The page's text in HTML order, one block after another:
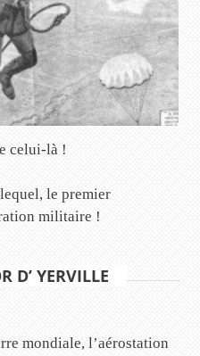
celui-là !
le premier
militaire !
D’ YERVILLE
mondiale, l’aérostation